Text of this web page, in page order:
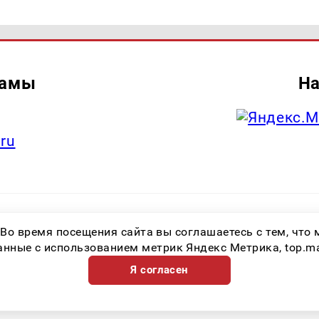
информационной продукции: 16+ Зарегистрировавший орган:
коммуникаций (Роскомнадзор) Регистрационный номер СМИ ЭЛ № ФС
время посещения сайта вы соглашаетесь с тем,
с использованием метрик Яндекс Метрика,
Я согласен